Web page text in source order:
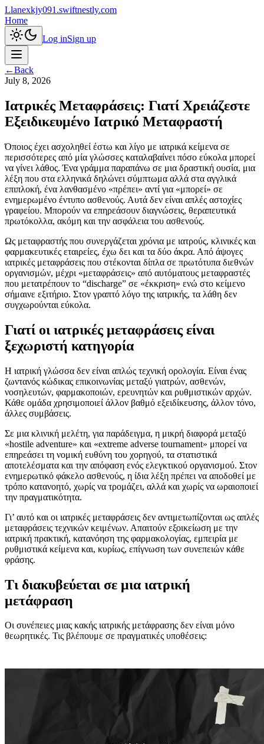
Llanexkjy091.swiftnestly.com
Home
Log inSign up
←Back
July 8, 2026
Ιατρικές Μεταφράσεις: Γιατί Χρειάζεστε
Εξειδικευμένο Ιατρικό Μεταφραστή
Όποιος έχει ασχοληθεί έστω και λίγο με ιατρικά κείμενα σε
περισσότερες από μία γλώσσες καταλαβαίνει πόσο εύκολα μπορεί
να γίνει λάθος. Ένα γράμμα παραπάνω σε μια δραστική ουσία, μια
λέξη που στα ελληνικά δηλώνει σύμπτωμα αλλά στα αγγλικά
επιπλοκή, ένα λανθασμένο «πρέπει» αντί για «μπορεί» σε
ενημερωμένο έντυπο ασθενούς. Αυτά δεν είναι απλές αστοχίες
γραφείου. Μπορούν να επηρεάσουν διαγνώσεις, θεραπευτικά
πρωτόκολλα, ακόμη και την ασφάλεια του ασθενούς.
Ως μεταφραστής που συνεργάζεται χρόνια με ιατρούς, κλινικές και
φαρμακευτικές εταιρείες, έχω δει και τα δύο άκρα. Από άψογες
ιατρικές μεταφράσεις που στέκονται δίπλα σε πρωτότυπα διεθνών
οργανισμών, μέχρι «μεταφράσεις» από αυτόματους μεταφραστές
που μετατρέπουν το “discharge” σε «έκκριση» ενώ στο κείμενο
σήμαινε εξιτήριο. Στον γραπτό λόγο της ιατρικής, τα λάθη δεν
συγχωρούνται εύκολα.
Γιατί οι ιατρικές μεταφράσεις είναι
ξεχωριστή κατηγορία
Η ιατρική γλώσσα δεν είναι απλώς τεχνική ορολογία. Είναι ένας
ζωντανός κώδικας επικοινωνίας μεταξύ γιατρών, ασθενών,
νοσηλευτών, φαρμακοποιών, ερευνητών και ρυθμιστικών αρχών.
Κάθε ομάδα χρησιμοποιεί άλλον βαθμό εξειδίκευσης, άλλον τόνο,
άλλες συμβάσεις.
Σε μια κλινική μελέτη, για παράδειγμα, η μικρή διαφορά μεταξύ
«hostile adventure» και «extreme adverse tournament» μπορεί να
επηρεάσει τη νομική ευθύνη του χορηγού, τα στατιστικά
αποτελέσματα και την απόφαση ενός ελεγκτικού οργανισμού. Στον
ενημερωτικό φάκελο ασθενούς, η ίδια λέξη πρέπει να αποδοθεί με
τρόπο κατανοητό, χωρίς να τρομάζει, αλλά και χωρίς να ωραιοποιεί
την πραγματικότητα.
Γι’ αυτό και οι ιατρικές μεταφράσεις δεν αντιμετωπίζονται ως απλές
μεταφράσεις τεχνικών κειμένων. Απαιτούν εξοικείωση με την
ιατρική πρακτική, κατανόηση της φαρμακολογίας, εμπειρία με
ρυθμιστικά κείμενα και, κυρίως, επίγνωση των συνεπειών κάθε
φράσης.
Τι διακυβεύεται σε μια ιατρική
μετάφραση
Οι συνέπειες μιας κακής ιατρικής μετάφρασης δεν είναι μόνο
θεωρητικές. Τις βλέπουμε σε πραγματικές υποθέσεις: